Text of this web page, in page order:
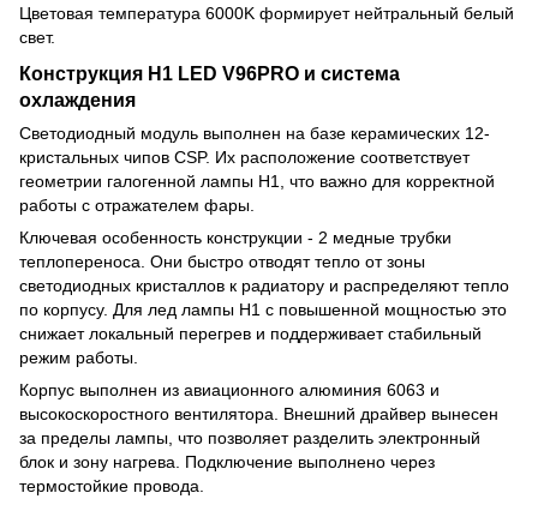
Цветовая температура 6000K формирует нейтральный белый
свет.
Конструкция H1 LED V96PRO и система
охлаждения
Светодиодный модуль выполнен на базе керамических 12-
кристальных чипов CSP. Их расположение соответствует
геометрии галогенной лампы H1, что важно для корректной
работы с отражателем фары.
Ключевая особенность конструкции - 2 медные трубки
теплопереноса. Они быстро отводят тепло от зоны
светодиодных кристаллов к радиатору и распределяют тепло
по корпусу. Для лед лампы H1 с повышенной мощностью это
снижает локальный перегрев и поддерживает стабильный
режим работы.
Корпус выполнен из авиационного алюминия 6063 и
высокоскоростного вентилятора. Внешний драйвер вынесен
за пределы лампы, что позволяет разделить электронный
блок и зону нагрева. Подключение выполнено через
термостойкие провода.